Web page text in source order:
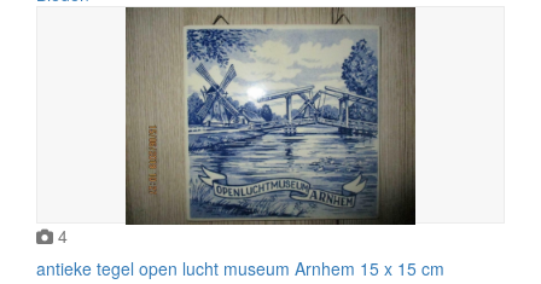
4
antieke tegel open lucht museum Arnhem 15 x 15 cm